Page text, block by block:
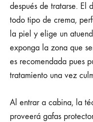
después de tratarse. El
todo tipo de crema,
la piel y elige un
exponga la zona que
es recomendada pues
tratamiento una vez
Al entrar a cabina, la
proveerá gafas